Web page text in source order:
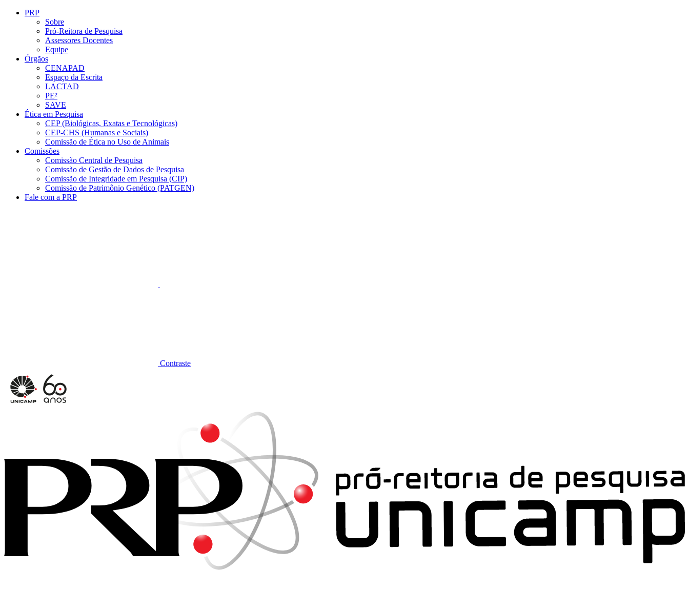
Conteúdo principal
PRP
Sobre
Pró-Reitora de Pesquisa
Assessores Docentes
Equipe
Órgãos
CENAPAD
Espaço da Escrita
LACTAD
PE²
SAVE
Ética em Pesquisa
CEP (Biológicas, Exatas e Tecnológicas)
CEP-CHS (Humanas e Sociais)
Comissão de Ética no Uso de Animais
Comissões
Comissão Central de Pesquisa
Comissão de Gestão de Dados de Pesquisa
Comissão de Integridade em Pesquisa (CIP)
Comissão de Patrimônio Genético (PATGEN)
Fale com a PRP
Contraste